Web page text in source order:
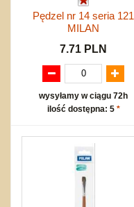
Pędzel nr 14 seria 121
MILAN
7.71 PLN
wysyłamy w ciągu 72h
ilość dostępna: 5 *